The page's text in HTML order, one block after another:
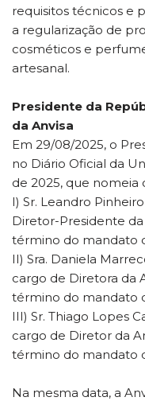
requisitos técnicos e
a regularização de
cosméticos e
artesanal.
Presidente da
da Anvisa
Em 29/08/2025, o
no Diário Oficial da
de 2025, que nomeia
I) Sr. Leandro
Diretor-Presidente
término do mandato
II) Sra. Daniela
cargo de Diretora da
término do mandato
III) Sr. Thiago Lopes
cargo de Diretor da
término do mandato
Na mesma data, a